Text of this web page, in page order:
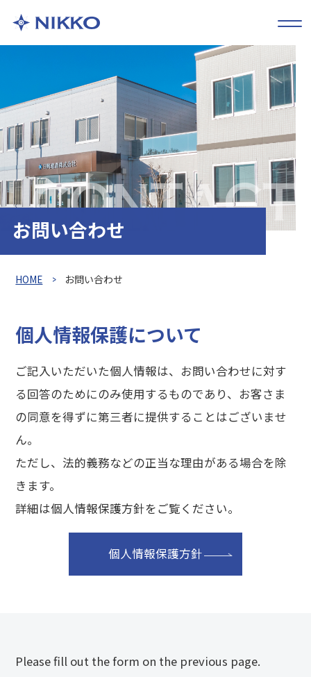
お問い合わせ
CONTACT
HOME お問い合わせ
個人情報保護について
ご記入いただいた個人情報は、お問い合わせに対す
る回答のためにのみ使用するものであり、お客さま
の同意を得ずに第三者に提供することはございませ
ん。
ただし、法的義務などの正当な理由がある場合を除
きます。
詳細は個人情報保護方針をご覧ください。
個人情報保護方針
Please fill out the form on the previous page.